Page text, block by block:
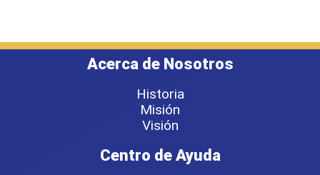
Acerca de Nosotros
Historia
Misión
Visión
Centro de Ayuda